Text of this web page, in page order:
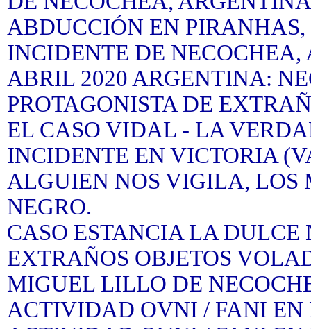
ABDUCCIÓN EN
INCIDENTE DE
ABRIL 2020 ARGENTINA:
PROTAGONISTA DE
EL CASO VIDAL - LA
INCIDENTE EN VICTORIA
ALGUIEN NOS VIGILA, LOS
NEGRO.
CASO ESTANCIA LA
EXTRAÑOS OBJETOS
MIGUEL LILLO DE
ACTIVIDAD OVNI / FANI EN